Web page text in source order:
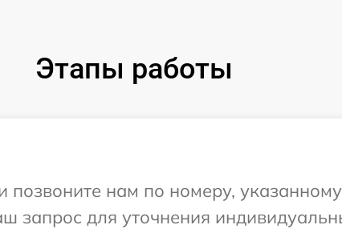
Этапы работы
нам по номеру,
запрос для уточнения